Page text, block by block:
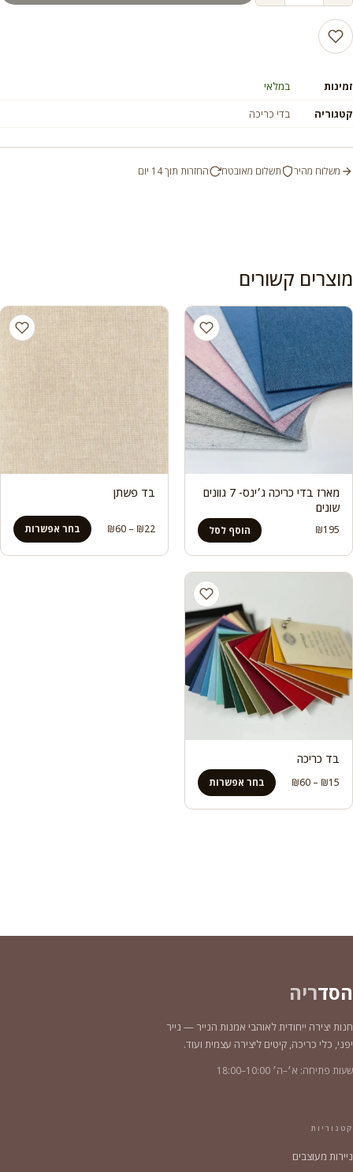
זמינות
במלאי
קטגוריה
בדי כריכה
משלוח מהיר תשלום מאובטח החזרות תוך 14 יום
מוצרים קשורים
מארז בדי כריכה ג׳ינס- 7 גוונים
שונים
₪195 הוסף לסל
בד פשתן
₪22
–
₪60
מחירים:
בחר אפשרות
בד כריכה
₪15
–
₪60
מחירים:
בחר אפשרות
הסדריה
חנות יצירה ייחודית לאוהבי אמנות הנייר — נייר
יפני, כלי כריכה, קיטים ליצירה עצמית ועוד.
שעות פתיחה: א׳–ה׳ 10:00–18:00
קטגוריות
ניירות מעוצבים